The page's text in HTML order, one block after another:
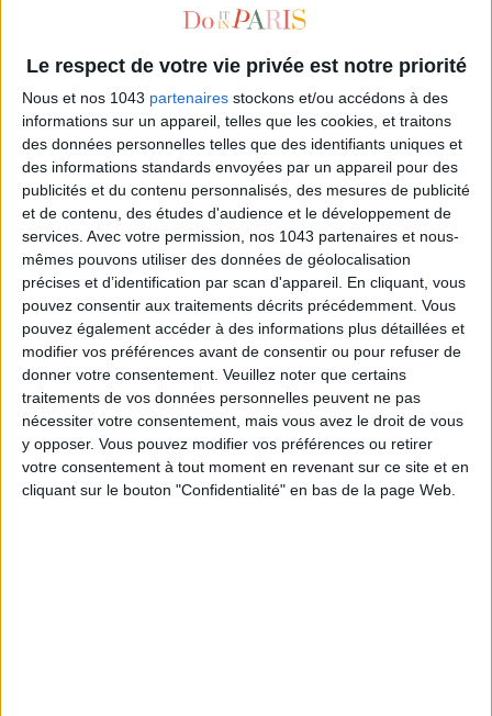
Le respect de votre vie privée est notre priorité
Nous et nos 1043 partenaires stockons et/ou accédons à des
informations sur un appareil, telles que les cookies, et traitons
des données personnelles telles que des identifiants uniques et
des informations standards envoyées par un appareil pour des
publicités et du contenu personnalisés, des mesures de publicité
et de contenu, des études d'audience et le développement de
services. Avec votre permission, nos 1043 partenaires et nous-
mêmes pouvons utiliser des données de géolocalisation
précises et d’identification par scan d'appareil. En cliquant, vous
pouvez consentir aux traitements décrits précédemment. Vous
pouvez également accéder à des informations plus détaillées et
modifier vos préférences avant de consentir ou pour refuser de
donner votre consentement. Veuillez noter que certains
traitements de vos données personnelles peuvent ne pas
nécessiter votre consentement, mais vous avez le droit de vous
y opposer. Vous pouvez modifier vos préférences ou retirer
votre consentement à tout moment en revenant sur ce site et en
cliquant sur le bouton "Confidentialité" en bas de la page Web.
THE BEST HOTELS FOR A SPA AND GASTRONOMY WEEKEND
THE MOST STYLISH LUGGAGE FOR TRAVELING IN STYLE